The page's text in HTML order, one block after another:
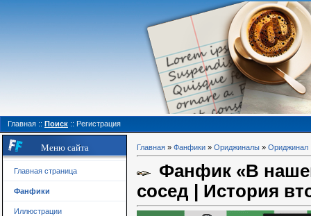
Главная :: Поиск :: Регистрация
Меню сайта
Главная страница
Фанфики
Иллюстрации
Главная » Фанфики » Ориджиналы » Ориджинал
Фанфик «В
сосед | История